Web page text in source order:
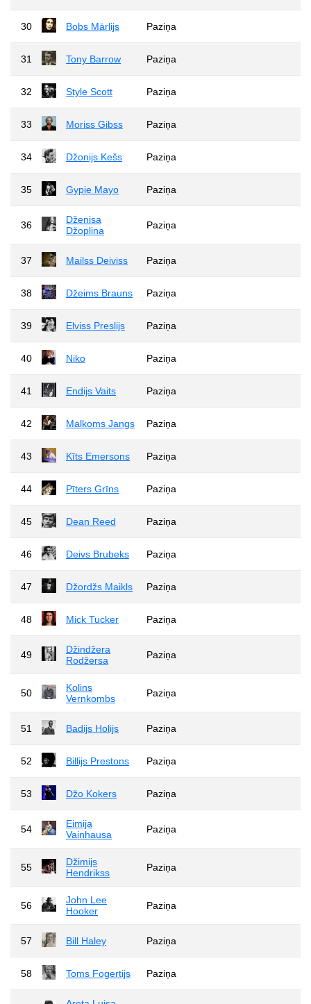
30 Bobs Mārlijs Paziņa
31 Tony Barrow Paziņa
32 Style Scott Paziņa
33 Moriss Gibss Paziņa
34 Džonijs Kešs Paziņa
35 Gypie Mayo Paziņa
36
Dženisa
Džoplina
Paziņa
37 Mailss Deiviss Paziņa
38 Džeims Brauns Paziņa
39 Elviss Preslijs Paziņa
40 Niko Paziņa
41 Endijs Vaits Paziņa
42 Malkoms Jangs Paziņa
43 Kīts Emersons Paziņa
44 Pīters Grīns Paziņa
45 Dean Reed Paziņa
46 Deivs Brubeks Paziņa
47 Džordžs Maikls Paziņa
48 Mick Tucker Paziņa
49
Džindžera
Rodžersa
Paziņa
50
Kolins
Vernkombs
Paziņa
51 Badijs Holijs Paziņa
52 Billijs Prestons Paziņa
53 Džo Kokers Paziņa
54
Eimija
Vainhausa
Paziņa
55
Džimijs
Hendrikss
Paziņa
56
John Lee
Hooker
Paziņa
57 Bill Haley Paziņa
58 Toms Fogertijs Paziņa